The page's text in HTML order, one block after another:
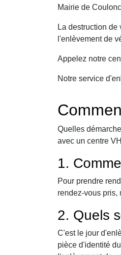
Mairie de
La destruction
l'enlèvement de
Appelez notre
Notre service
Quelles
avec un centre
1.
Pour prendre
rendez-vous pris,
2. Quels
C'est le jour
pièce d'identité